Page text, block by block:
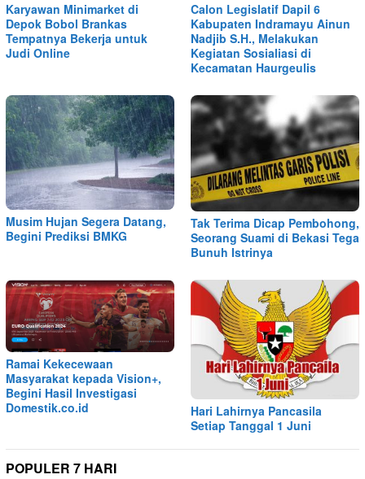
Karyawan Minimarket di
Depok Bobol Brankas
Tempatnya Bekerja untuk
Judi Online
Calon Legislatif Dapil 6
Kabupaten Indramayu Ainun
Nadjib S.H., Melakukan
Kegiatan Sosialiasi di
Kecamatan Haurgeulis
Musim Hujan Segera Datang,
Begini Prediksi BMKG
Tak Terima Dicap Pembohong,
Seorang Suami di Bekasi Tega
Bunuh Istrinya
Ramai Kekecewaan
Masyarakat kepada Vision+,
Begini Hasil Investigasi
Domestik.co.id
Hari Lahirnya Pancasila
Setiap Tanggal 1 Juni
POPULER 7 HARI